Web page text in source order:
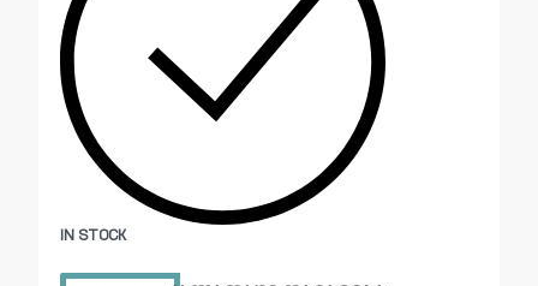
IN STOCK